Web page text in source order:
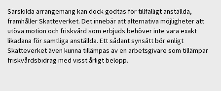
Särskilda arrangemang kan dock godtas för tillfälligt anställda,
framhåller Skatteverket. Det innebär att alternativa möjligheter att
utöva motion och friskvård som erbjuds behöver inte vara exakt
likadana för samtliga anställda. Ett sådant synsätt bör enligt
Skatteverket även kunna tillämpas av en arbetsgivare som tillämpar
friskvårdsbidrag med visst årligt belopp.